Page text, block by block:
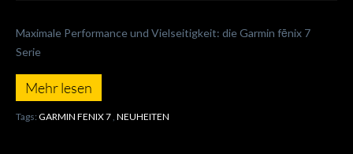
Maximale Performance und Vielseitigkeit: die Garmin fēnix 7
Serie
Mehr lesen
Tags: GARMIN FENIX 7 NEUHEITEN